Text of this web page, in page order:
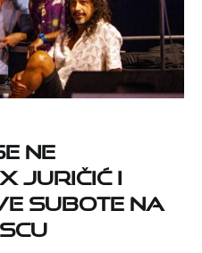
ne
Juričić i
subote na